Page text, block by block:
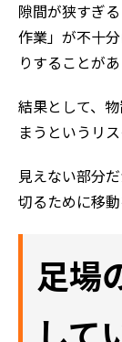
隙間が狭すぎ
作業」が不十
りすることがあ
結果として、
まうというリス
見えない部分
切るために移動
足場